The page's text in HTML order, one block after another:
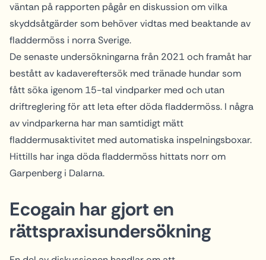
väntan på rapporten pågår en diskussion om vilka
skyddsåtgärder som behöver vidtas med beaktande av
fladdermöss i norra Sverige.
De senaste undersökningarna från 2021 och framåt har
bestått av kadavereftersök med tränade hundar som
fått söka igenom 15-tal vindparker med och utan
driftreglering för att leta efter döda fladdermöss. I några
av vindparkerna har man samtidigt mätt
fladdermusaktivitet med automatiska inspelningsboxar.
Hittills har inga döda fladdermöss hittats norr om
Garpenberg i Dalarna.
Ecogain har gjort en
rättspraxisundersökning